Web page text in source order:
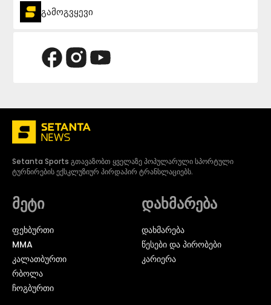
გამოგვყევი
Setanta Sports გთავაზობთ ყველაზე პოპულარული სპორტული
ტურნირების ექსკლუზიურ პირდაპირ ტრანსლაციებს.
მეტი
ᲤᲔᲮᲑᲣᲠᲗᲘ
MMA
ᲙᲐᲚᲐᲗᲑᲣᲠᲗᲘ
ᲠᲑᲝᲚᲐ
ᲩᲝᲒᲑᲣᲠᲗᲘ
დახმარება
დახმარება
წესები და პირობები
კარიერა